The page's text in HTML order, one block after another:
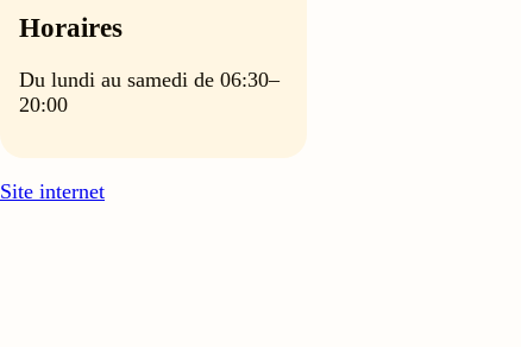
Horaires
Du lundi au samedi de 06:30–
20:00
Site internet